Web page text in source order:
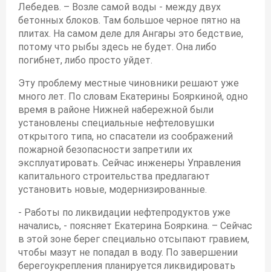
Лебедев. – Возле самой воды - между двух
бетонных блоков. Там большое черное пятно на
плитах. На самом деле для Ангары это бедствие,
потому что рыбы здесь не будет. Она либо
погибнет, либо просто уйдет.
Эту проблему местные чиновники решают уже
много лет. По словам Екатерины Бояркиной, одно
время в районе Нижней набережной были
установлены специальные нефтеловушки
открытого типа, но спасатели из соображений
пожарной безопасности запретили их
эксплуатировать. Сейчас инженеры Управления
капитального строительства предлагают
установить новые, модернизированные.
- Работы по ликвидации нефтепродуктов уже
начались, - поясняет Екатерина Бояркина. – Сейчас
в этой зоне берег специально отсыпают гравием,
чтобы мазут не попадал в воду. По завершении
берегоукрепления планируется ликвидировать